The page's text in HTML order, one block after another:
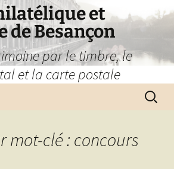
et
de Besançon
par le timbre, le
et la carte postale
mot-clé : concours